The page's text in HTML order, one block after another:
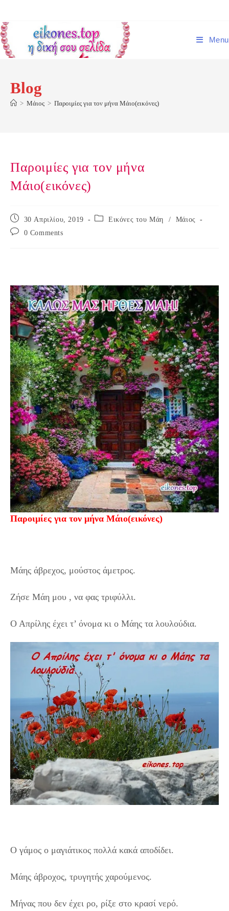
content
Menu
Blog
> Μάιος > Παροιμίες για τον μήνα Μάιο(εικόνες)
Παροιμίες για τον μήνα
Μάιο(εικόνες)
Post
published:
30 Απριλίου, 2019
Post Εικόνες του Μάη /
Μάιος
Post
0 Comments
Παροιμίες για τον μήνα Μάιο(εικόνες)
Μάης άβρεχος, μούστος άμετρος.
Ζήσε Μάη μου , να φας τριφύλλι.
Ο Απρίλης έχει τ’ όνομα κι ο Μάης τα λουλούδια.
Ο γάμος ο μαγιάτικος πολλά κακά αποδίδει.
Μάης άβροχος, τρυγητής χαρούμενος.
Μήνας που δεν έχει ρο, ρίξε στο κρασί νερό.